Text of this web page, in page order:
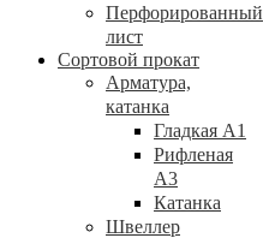
Перфорированный
лист
Сортовой прокат
Арматура,
катанка
Гладкая А1
Рифленая
А3
Катанка
Швеллер